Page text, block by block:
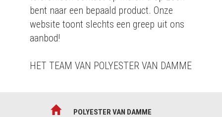
bent naar een bepaald product. Onze
website toont slechts een greep uit ons
aanbod!
HET TEAM VAN POLYESTER VAN DAMME
POLYESTER VAN DAMME